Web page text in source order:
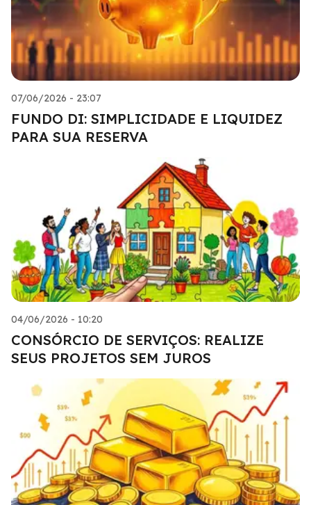
07/06/2026 - 23:07
FUNDO DI: SIMPLICIDADE E LIQUIDEZ
PARA SUA RESERVA
04/06/2026 - 10:20
CONSÓRCIO DE SERVIÇOS: REALIZE
SEUS PROJETOS SEM JUROS